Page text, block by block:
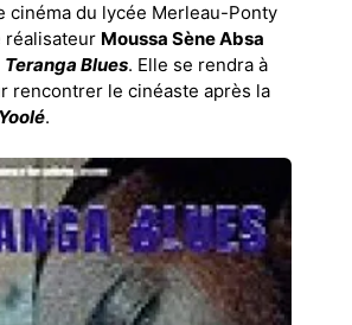
cinéma du lycée Merleau-Ponty
réalisateur Moussa Sène Absa
Teranga Blues. Elle se rendra à
rencontrer le cinéaste après la
Yoolé.